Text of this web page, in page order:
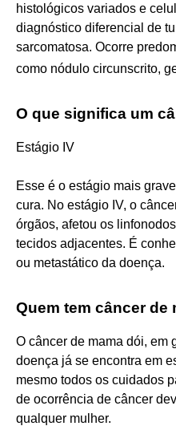
histológicos variados e
diagnóstico diferencial de
sarcomatosa. Ocorre
como nódulo circunscrito,
O que significa um
Estágio IV
Esse é o estágio mais
cura. No estágio IV, o
órgãos, afetou os
tecidos adjacentes. É
ou metastático da doença.
Quem tem câncer de
O câncer de mama dói, em
doença já se encontra em
mesmo todos os cuidados
de ocorrência de câncer
qualquer mulher.